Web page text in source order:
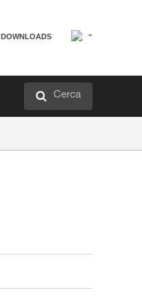
DOWNLOADS
Cerca